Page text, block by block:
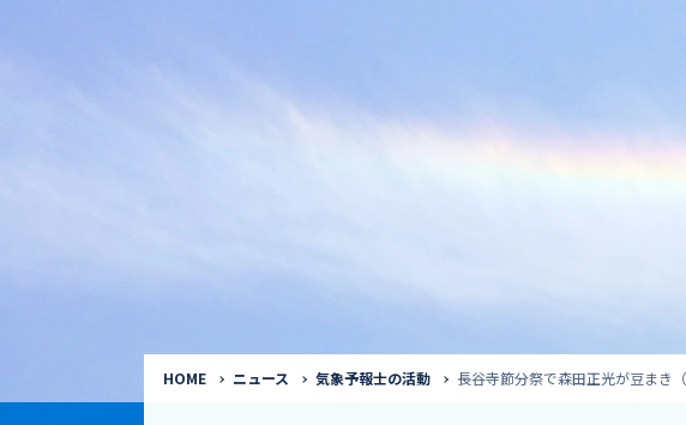
番組サポート / 予報原稿作成
HOME ニュース 気象予報士の活動 長谷寺節分祭で森田正光が豆まき（